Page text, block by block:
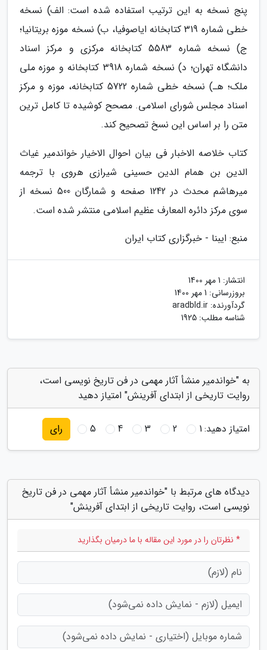
پنج نسخه به این ترتیب استفاده شده است: الف) نسخه
خطی شماره 319 کتابخانه ایاصوفیا، ب) نسخه موزه بریتانیا؛
ج) نسخه شماره 5583 کتابخانه مرکزی و مرکز اسناد
دانشگاه تهران؛ د) نسخه شماره 3918 کتابخانه و موزه ملی
ملک؛ هـ) نسخه خطی شماره 5722 کتابخانه، موزه و مرکز
اسناد مجلس شورای اسلامی. مصحح کوشیده تا کامل ترین
متن را بر اساس این نسخ تصحیح کند.
کتاب خلاصه الاخبار فی بیان احوال الاخیار خواندمیر غیاث
الدین بن همام الدین حسینی شیرازی هروی با ترجمه
میرهاشم محدث در 1242 صفحه و شمارگان 500 نسخه از
سوی مرکز دائره المعارف عظیم اسلامی منتشر شده است.
منبع: ایبنا - خبرگزاری کتاب ایران
انتشار: 1 مهر 1400
بروزرسانی: 1 مهر 1400
گردآورنده: aradbld.ir
شناسه مطلب: 1925
به "خواندمیر منشأ آثار مهمی در فن تاریخ نویسی است،
روایت تاریخی از ابتدای آفرینش" امتیاز دهید
امتیاز دهید:1
2
3
4
5 رای
دیدگاه های مرتبط با "خواندمیر منشأ آثار مهمی در فن تاریخ
نویسی است، روایت تاریخی از ابتدای آفرینش"
* نظرتان را در مورد این مقاله با ما درمیان بگذارید